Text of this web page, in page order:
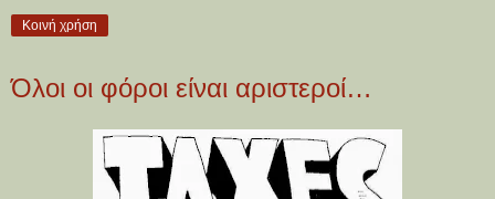
Κοινή χρήση
Όλοι οι φόροι είναι αριστεροί…